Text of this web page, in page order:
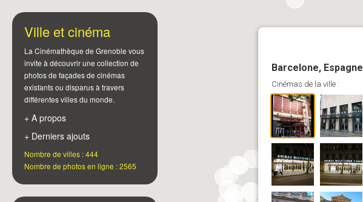
Barcelone, Espagne
Cinémas de la ville :
Ville et cinéma
La Cinémathèque de Grenoble vous
invite à découvrir une collection de
photos de façades de cinémas
existants ou disparus à travers
différentes villes du monde.
+ A propos
+ Derniers ajouts
Nombre de villes : 444
Nombre de photos en ligne : 2565